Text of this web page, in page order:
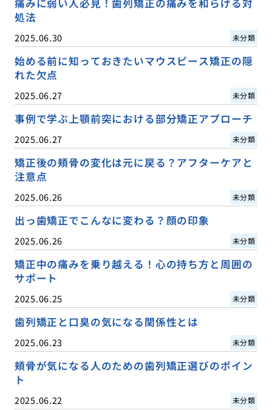
痛みに弱い人必見！歯列矯正の痛みを和らげる対
処法
2025.06.30 未分類
始める前に知っておきたいマウスピース矯正の隠
れた欠点
2025.06.27 未分類
事例で学ぶ上顎前突における部分矯正アプローチ
2025.06.27 未分類
矯正後の頬骨の変化は元に戻る？アフターケアと
注意点
2025.06.26 未分類
出っ歯矯正でこんなに変わる？顔の印象
2025.06.26 未分類
矯正中の痛みを乗り越える！心の持ち方と周囲の
サポート
2025.06.25 未分類
歯列矯正と口臭の気になる関係性とは
2025.06.23 未分類
頬骨が気になる人のための歯列矯正選びのポイン
ト
2025.06.22 未分類